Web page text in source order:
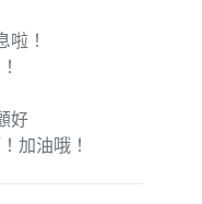
啦！
好
加油哦！